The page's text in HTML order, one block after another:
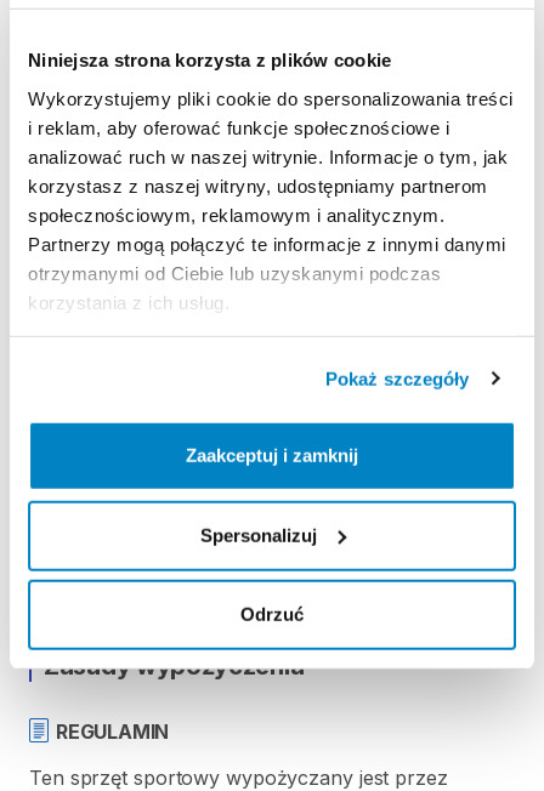
Niniejsza strona korzysta z plików cookie
Wykorzystujemy pliki cookie do spersonalizowania treści
i reklam, aby oferować funkcje społecznościowe i
analizować ruch w naszej witrynie. Informacje o tym, jak
korzystasz z naszej witryny, udostępniamy partnerom
społecznościowym, reklamowym i analitycznym.
Partnerzy mogą połączyć te informacje z innymi danymi
otrzymanymi od Ciebie lub uzyskanymi podczas
korzystania z ich usług.
Pokaż szczegóły
Zaakceptuj i zamknij
Spersonalizuj
Odrzuć
- max obciążenie 50 kg;
3-punktowy centralny
zamek;
- mocowanie bagażu: 3 pasy mocujące w komplecie;
- posiada atesty TUV GS i CITY CRASH !!!;
Dane techniczne:
wymiary:
długość 195 cm
szerokość
wysokość
punktowy
kolor: czarny antracyt
Zasady wypożyczenia
REGULAMIN
Ten sprzęt sportowy wypożyczany jest przez